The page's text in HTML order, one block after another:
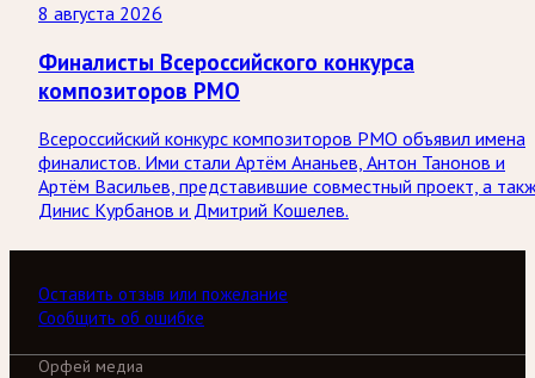
8 августа 2026
Финалисты Всероссийского конкурса
композиторов РМО
Всероссийский конкурс композиторов РМО объявил имена
финалистов. Ими стали Артём Ананьев, Антон Танонов и
Артём Васильев, представившие совместный проект, а
Динис Курбанов и Дмитрий Кошелев.
Оставить отзыв или пожелание
Сообщить об ошибке
Орфей медиа